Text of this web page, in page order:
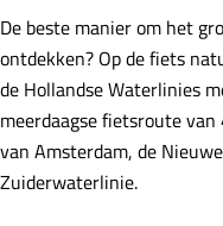
De beste manier om het
ontdekken? Op de fiets
de Hollandse Waterlinies
meerdaagse fietsroute
van Amsterdam, de
Zuiderwaterlinie.